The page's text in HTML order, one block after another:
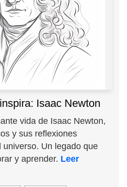
Isaac Newton
vida de Isaac Newton,
y sus reflexiones
universo. Un legado que
y aprender. Leer